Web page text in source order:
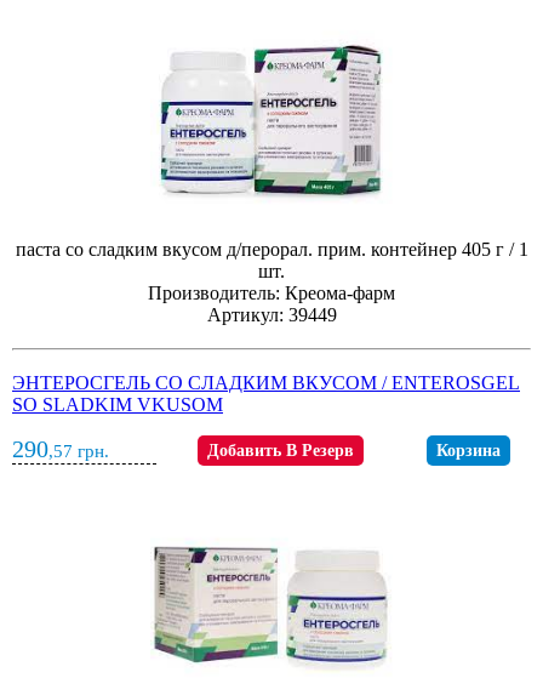
паста со сладким вкусом д/перорал. прим. контейнер 405 г / 1
шт.
Производитель: Креома-фарм
Артикул: 39449
ЭНТЕРОСГЕЛЬ СО СЛАДКИМ ВКУСОМ / ENTEROSGEL
SO SLADKIM VKUSOM
290,57 грн. Добавить В Резерв Корзина